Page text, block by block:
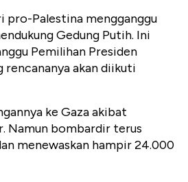
pro-Palestina mengganggu
Gedung Putih. Ini
Pemilihan Presiden
rencananya akan diikuti
ke Gaza akibat
Namun bombardir terus
menewaskan hampir 24.000